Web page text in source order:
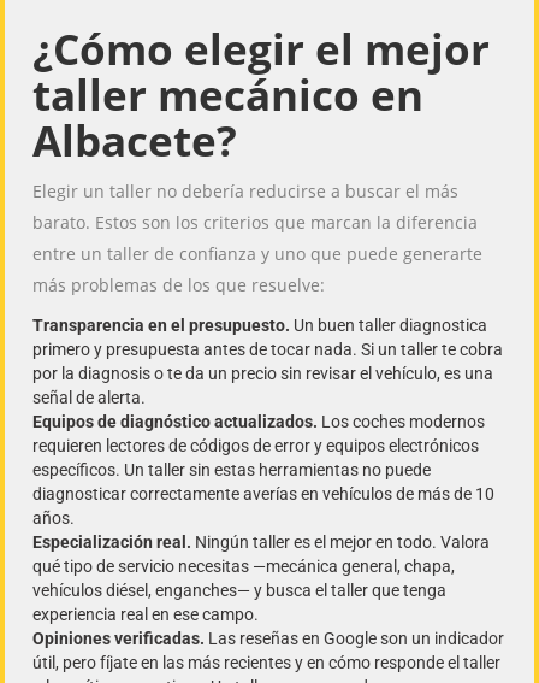
¿Cómo elegir el mejor
taller mecánico en
Albacete?
Elegir un taller no debería reducirse a buscar el más
barato. Estos son los criterios que marcan la diferencia
entre un taller de confianza y uno que puede generarte
más problemas de los que resuelve:
Transparencia en el presupuesto. Un buen taller diagnostica
primero y presupuesta antes de tocar nada. Si un taller te cobra
por la diagnosis o te da un precio sin revisar el vehículo, es una
señal de alerta.
Equipos de diagnóstico actualizados. Los coches modernos
requieren lectores de códigos de error y equipos electrónicos
específicos. Un taller sin estas herramientas no puede
diagnosticar correctamente averías en vehículos de más de 10
años.
Especialización real. Ningún taller es el mejor en todo. Valora
qué tipo de servicio necesitas —mecánica general, chapa,
vehículos diésel, enganches— y busca el taller que tenga
experiencia real en ese campo.
Opiniones verificadas. Las reseñas en Google son un indicador
útil, pero fíjate en las más recientes y en cómo responde el taller